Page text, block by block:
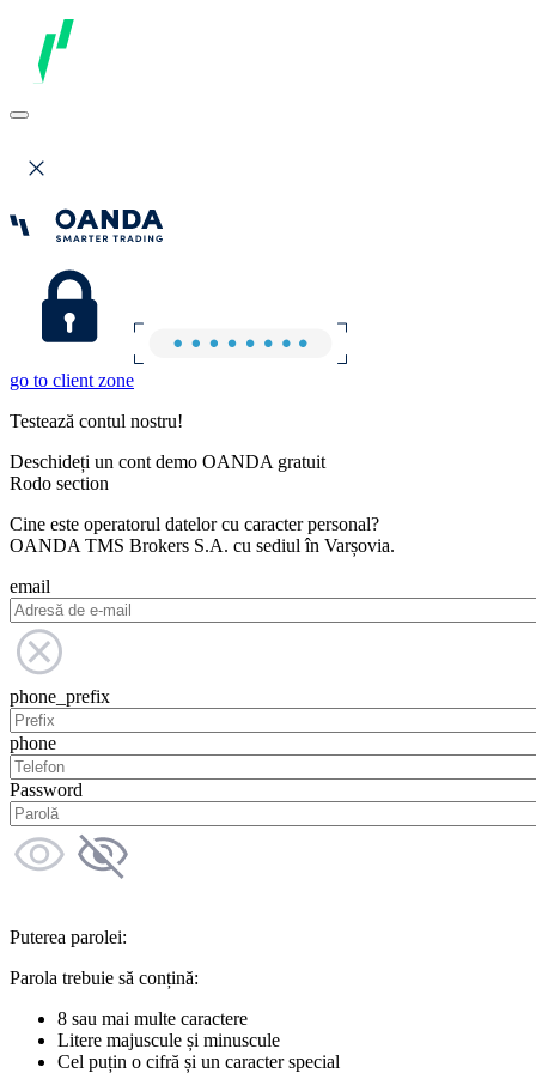
go to client zone
Testează contul nostru!
Deschideți un cont demo OANDA gratuit
Rodo section
Cine este operatorul datelor cu caracter personal?
OANDA TMS Brokers S.A. cu sediul în Varșovia.
email
phone_prefix
phone
Password
Puterea parolei:
Parola trebuie să conțină:
8 sau mai multe caractere
Litere majuscule și minuscule
Cel puțin o cifră și un caracter special